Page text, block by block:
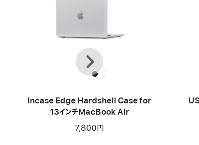
Incase Edge Hardshell Case for
13インチMacBook Air
7,800円
前
へ
次